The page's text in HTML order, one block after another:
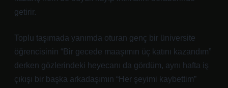
getirir.
Toplu taşımada yanımda oturan genç bir üniversite
öğrencisinin “Bir gecede maaşımın üç katını kazandım”
derken gözlerindeki heyecanı da gördüm, aynı hafta iş
çıkışı bir başka arkadaşımın “Her şeyimi kaybettim”